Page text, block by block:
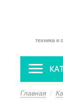
техника и
Главная